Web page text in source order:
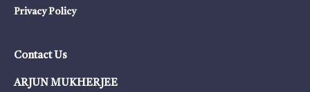
Privacy Policy
Contact Us
ARJUN MUKHERJEE